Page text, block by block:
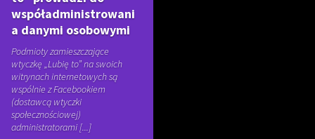
współadministrowani
a danymi osobowymi
Podmioty zamieszczające
wtyczkę „Lubię to” na swoich
witrynach internetowych są
wspólnie z Facebookiem
(dostawcą wtyczki
społecznościowej)
administratorami [...]